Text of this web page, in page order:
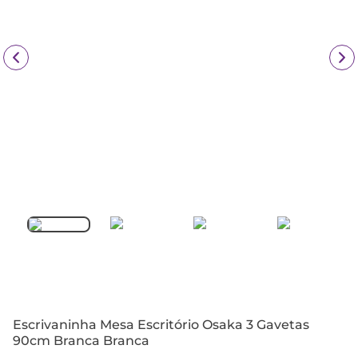
Escrivaninha Mesa Escritório Osaka 3 Gavetas
90cm Branca Branca